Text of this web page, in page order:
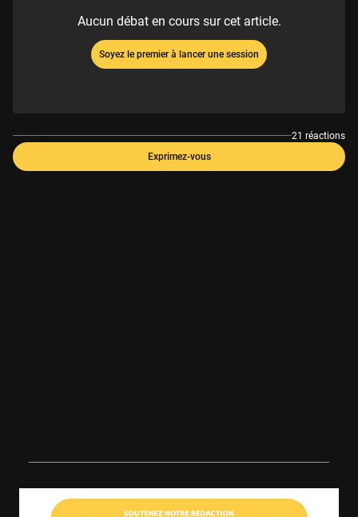
Aucun débat en cours sur cet article.
Soyez le premier à lancer une session
21 réactions
Exprimez-vous